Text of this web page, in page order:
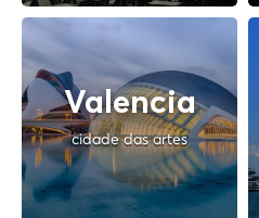
Valencia
cidade das artes